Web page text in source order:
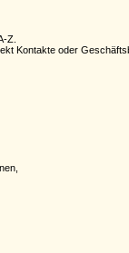
Z.
Kontakte oder